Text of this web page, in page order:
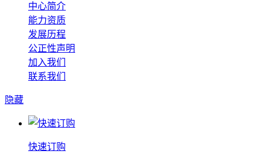
中心简介
能力资质
发展历程
公正性声明
加入我们
联系我们
隐藏
快速订购